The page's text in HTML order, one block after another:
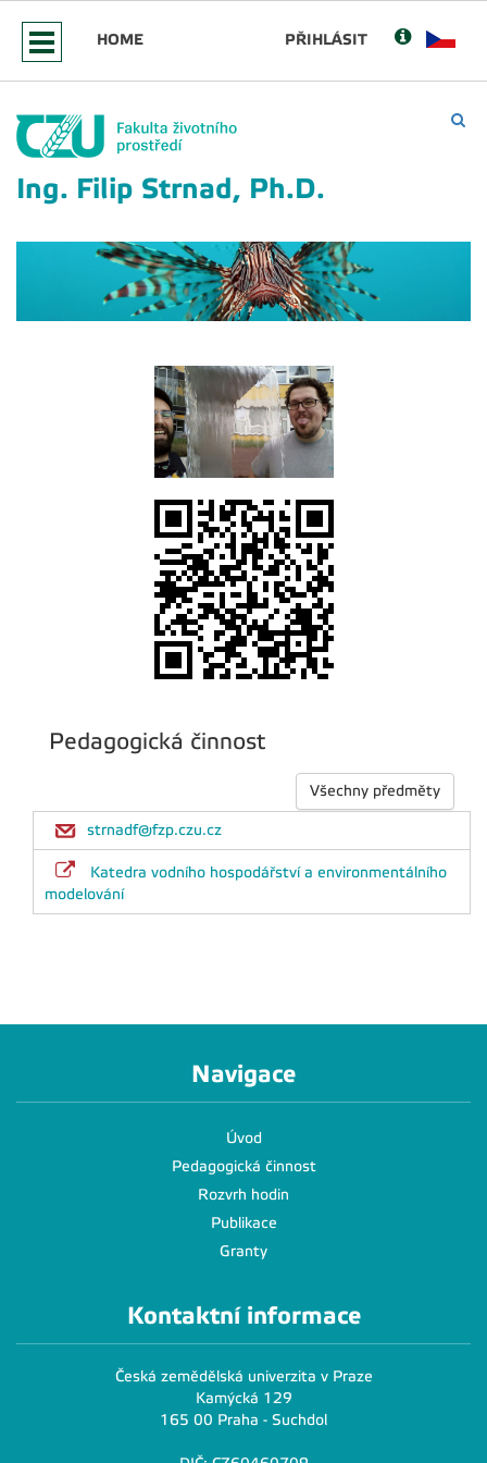
HOME PŘIHLÁSIT
Ing. Filip Strnad, Ph.D.
Pedagogická činnost
Všechny předměty
strnadf@fzp.czu.cz
Katedra vodního hospodářství a environmentálního
modelování
Navigace
Úvod
Pedagogická činnost
Rozvrh hodin
Publikace
Granty
Kontaktní informace
Česká zemědělská univerzita v Praze
Kamýcká 129
165 00 Praha - Suchdol